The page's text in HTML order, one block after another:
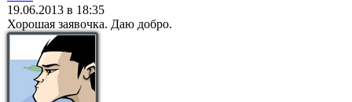
19.06.2013 в 18:35
Хорошая заявочка. Даю добро.